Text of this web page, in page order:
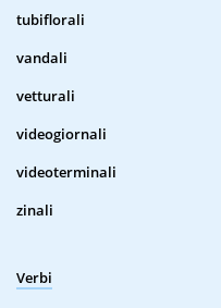
tubiflorali
vandali
vetturali
videogiornali
videoterminali
zinali
Verbi